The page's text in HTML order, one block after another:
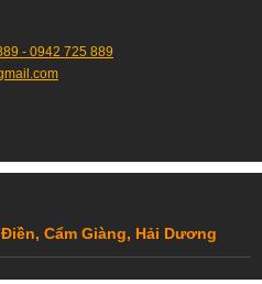
- 0942 725 889
Cẩm Giàng, Hải Dương